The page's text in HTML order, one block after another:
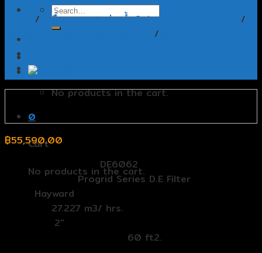
Cart /
No products in the cart.
0
Cart
No products in the cart.
/ เครื่องกรองสระว่ายน้ำ Swimming pool Filters
/
ถังกรองทรายและกรองผ้า Hayward
/
฿55,590.00
DE6062
ตระกูล (Series):Progrid Series D.E Filter
Hayward
27.227 m3/ hrs.
2″
60 ft2.